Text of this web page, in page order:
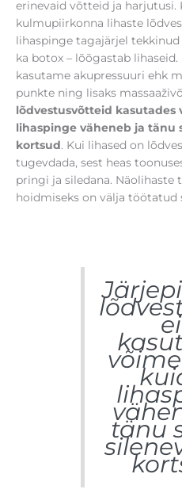
erinevaid võtteid ja harjutusi.
kulmupiirkonna lihaste
lihaspinge tagajärjel
ka botox – lõõgastab
kasutame akupressuuri ehk
punkte ning lisaks
lõdvestusvõtteid kasutades
lihaspinge väheneb ja tänu
kortsud. Kui lihased on
tugevdada, sest heas
pringi ja siledana. Näolihaste
hoidmiseks on välja töötatud
tänu